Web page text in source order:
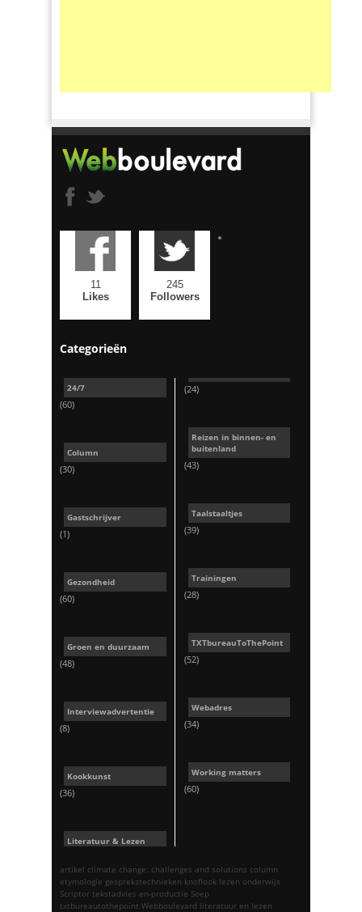
11
Likes
245
Followers
Categorieën
24/7
(60)
Column
(30)
Gastschrijver
(1)
Gezondheid
(60)
Groen en duurzaam
(48)
Interviewadvertentie
(8)
Kookkunst
(36)
Literatuur & Lezen
(24)
Reizen in binnen- en
buitenland
(43)
Taalstaaltjes
(39)
Trainingen
(28)
TXTbureauToThePoint
(52)
Webadres
(34)
Working matters
(60)
artikel climate change: challenges and solutions column
etymologie gesprekstechnieken knoflook lezen onderwijs
Scriptor tekstadvies en-productie Soep
txtbureautothepoint Webboulevard literatuur en lezen